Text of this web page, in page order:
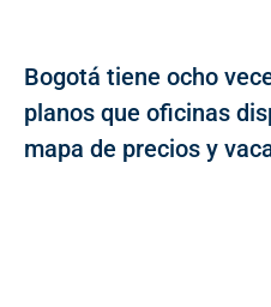
Bogotá tiene ocho
planos que oficinas
mapa de precios y